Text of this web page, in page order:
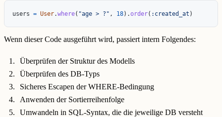
users = User.where( "age > ?" , 18).order( :created_at )
Wenn dieser Code ausgeführt wird, passiert intern Folgendes:
Überprüfen der Struktur des Modells
Überprüfen des DB-Typs
Sicheres Escapen der WHERE-Bedingung
Anwenden der Sortierreihenfolge
Umwandeln in SQL-Syntax, die die jeweilige DB versteht